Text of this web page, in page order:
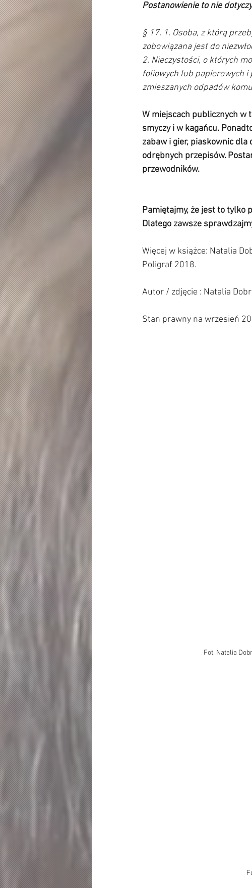
Postanowienie to nie
§ 17. 1. Osoba, z którą
zobowiązana jest do
2. Nieczystości, o których
foliowych lub papierowych i
zmieszanych odpadów
W miejscach publicznych w
smyczy i w kagańcu.
zabaw i gier, piaskownic
odrębnych przepisów.
przewodników.
Pamiętajmy, że jest to tylko
Dlatego zawsze
Więcej w książce: Natalia
Poligraf 2018.
Autor / zdjęcie : Natalia
Stan prawny na wrzesień
Fot. Natalia